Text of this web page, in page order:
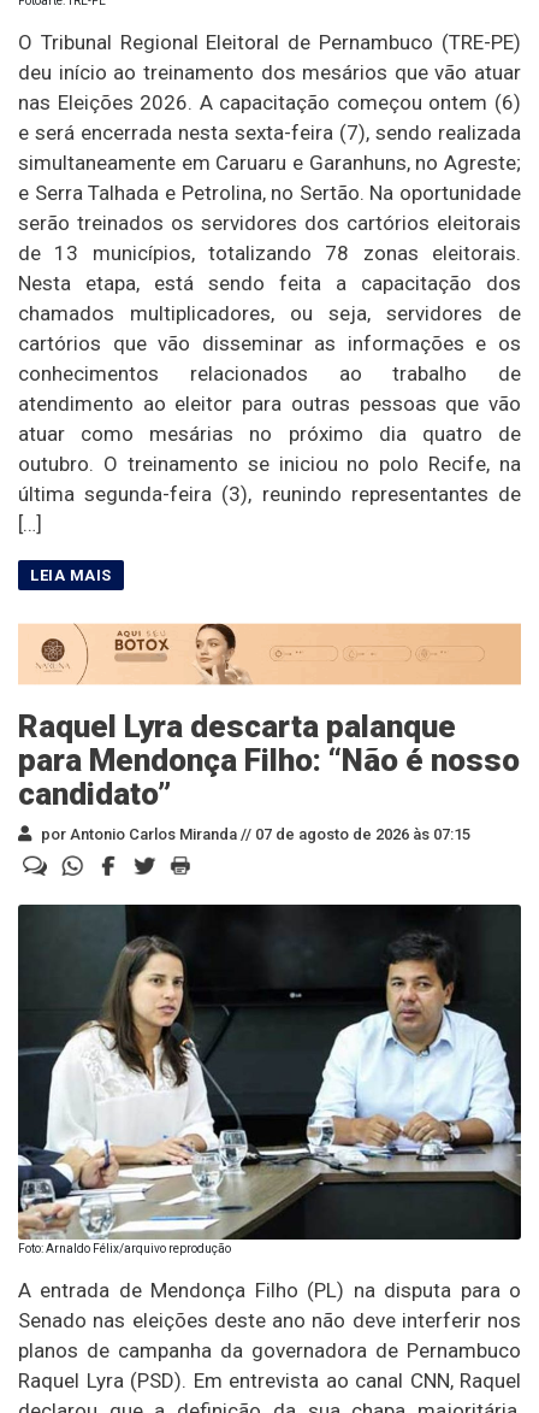
O Tribunal Regional Eleitoral de Pernambuco (TRE-PE)
deu início ao treinamento dos mesários que vão atuar
nas Eleições 2026. A capacitação começou ontem (6)
e será encerrada nesta sexta-feira (7), sendo realizada
simultaneamente em Caruaru e Garanhuns, no Agreste;
e Serra Talhada e Petrolina, no Sertão. Na oportunidade
serão treinados os servidores dos cartórios eleitorais
de 13 municípios, totalizando 78 zonas eleitorais.
Nesta etapa, está sendo feita a capacitação dos
chamados multiplicadores, ou seja, servidores de
cartórios que vão disseminar as informações e os
conhecimentos relacionados ao trabalho de
atendimento ao eleitor para outras pessoas que vão
atuar como mesárias no próximo dia quatro de
outubro. O treinamento se iniciou no polo Recife, na
última segunda-feira (3), reunindo representantes de
[…]
Raquel Lyra descarta palanque
para Mendonça Filho: “Não é nosso
candidato”
por Antonio Carlos Miranda // 07 de agosto de 2026 às 07:15
Foto: Arnaldo Félix/arquivo reprodução
A entrada de Mendonça Filho (PL) na disputa para o
Senado nas eleições deste ano não deve interferir nos
planos de campanha da governadora de Pernambuco
Raquel Lyra (PSD). Em entrevista ao canal CNN, Raquel